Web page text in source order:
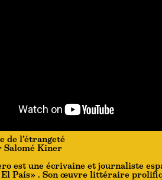
de l’étrangeté
Salomé Kiner
est une écrivaine et journaliste
País» . Son œuvre littéraire